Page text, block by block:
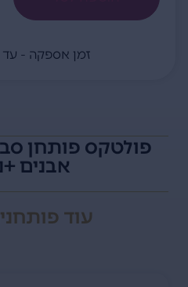
זמן אספקה - עד 3 ימי עסקים
אבנים
עוד